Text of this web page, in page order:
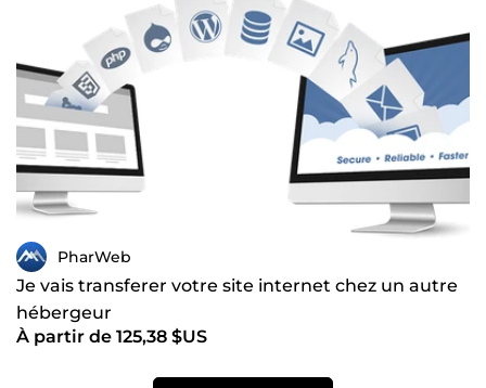
PharWeb
Je vais transferer votre site internet chez un autre
hébergeur
À partir de 125,38 $US